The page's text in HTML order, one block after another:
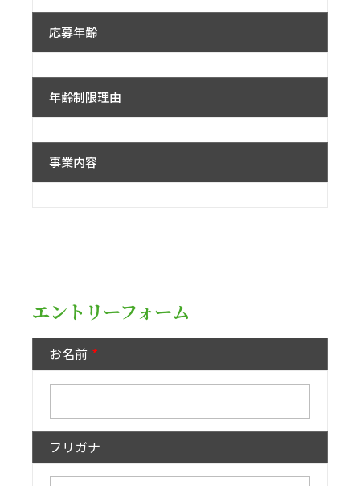
応募年齢
年齢制限理由
事業内容
エントリーフォーム
お名前
フリガナ